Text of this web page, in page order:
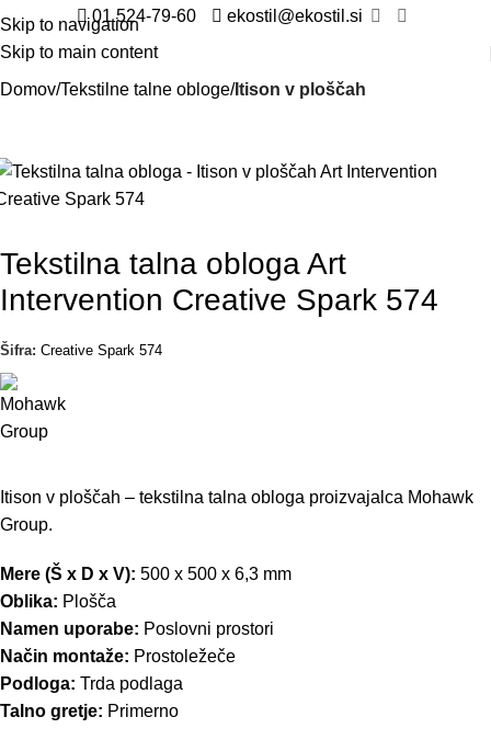
Skip to navigation
Skip to main content
01 524-79-60 ekostil@ekostil.si
Domov Tekstilne talne obloge Itison v ploščah
Tekstilna talna obloga Art
Intervention Creative Spark 574
Šifra: Creative Spark 574
Itison v ploščah – tekstilna talna obloga proizvajalca Mohawk
Group.
Mere (Š x D x V): 500 x 500 x 6,3 mm
Oblika: Plošča
Namen uporabe: Poslovni prostori
Način montaže: Prostoležeče
Podloga: Trda podlaga
Talno gretje: Primerno